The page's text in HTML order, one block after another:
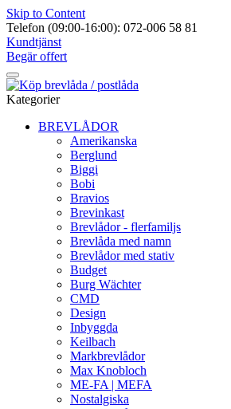
Skip to Content
Telefon (09:00-16:00): 072-006 58 81
Kundtjänst
Begär offert
Kategorier
BREVLÅDOR
Amerikanska
Berglund
Biggi
Bobi
Bravios
Brevinkast
Brevlådor - flerfamiljs
Brevlåda med namn
Brevlådor med stativ
Budget
Burg Wächter
CMD
Design
Inbyggda
Keilbach
Markbrevlådor
Max Knobloch
ME-FA | MEFA
Nostalgiska